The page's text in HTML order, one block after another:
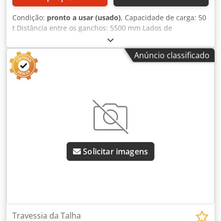
Condição: pronto a usar (usado), Capacidade de carga: 50
t Distância entre os ganchos: 5500 mm Lados de
enganchar para ganchos duplos e simples, abertura do
gancho: 100 mm Gancho central pivotante e giratório com
abertura para pendurar: 200 mm Dedpfxjgzpv Ao Adzock
Altura entre os olhos de suspensão e o gancho de carga:
Espaço necessário: 6000 x 750 x 590 (sem gancho) mm
Anúncio classificado
Solicitar imagens
Travessia da Talha